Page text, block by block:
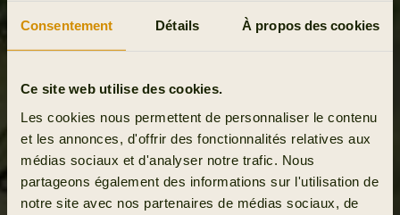
Consentement Détails À propos des cookies
Ce site web utilise des cookies.
Les cookies nous permettent de personnaliser le contenu
et les annonces, d'offrir des fonctionnalités relatives aux
médias sociaux et d'analyser notre trafic. Nous
partageons également des informations sur l'utilisation de
notre site avec nos partenaires de médias sociaux, de